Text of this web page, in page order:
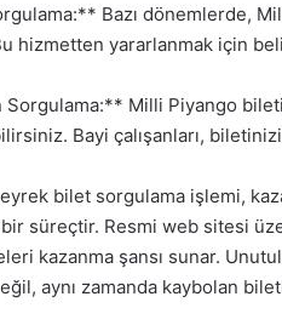
Bazı dönemlerde,
hizmetten yararlanmak için
Milli Piyango
Bayi çalışanları,
bilet sorgulama işlemi,
süreçtir. Resmi web sitesi
kazanma şansı sunar.
aynı zamanda kaybolan